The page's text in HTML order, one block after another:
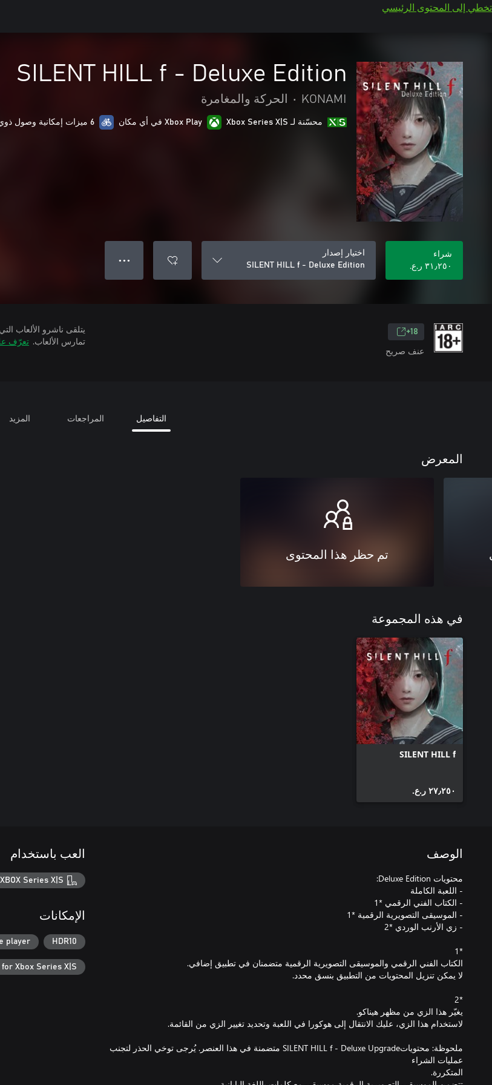
تخطي إلى المحتوى الرئيسي
SILENT HILL f - Deluxe Edition
KONAMI
• الحركة والمغامرة
محسّنة لـ Xbox Series X|S Xbox Play في أي مكان 6 ميزات إمكانية وصول ذوي الاحتياجات الخاصة
شراء
٣١٫٢٥٠ ر.ع.‏
اختيار إصدار
SILENT HILL f - Deluxe Edition
● ● ●
18+
عنف صريح
تمارس الألعاب. تعرّف
التفاصيل المراجعات المزيد
المعرض
تم حظر هذا المحتوى
في هذه المجموعة
SILENT HILL f
٢٧٫٢٥٠ ر.ع.‏
الوصف
ملحوظة: محتوياتSILENT HILL f - Deluxe Upgrade متضمنة في هذا العنصر. يُرجى توخي الحذر لتجنب
العب باستخدام
XBOX Series X|S
الإمكانات
HDR10
player
Xbox Series X|S